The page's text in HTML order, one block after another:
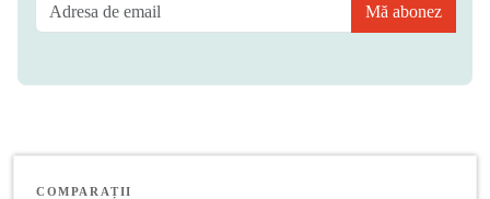
Mă abonez
COMPARAȚII